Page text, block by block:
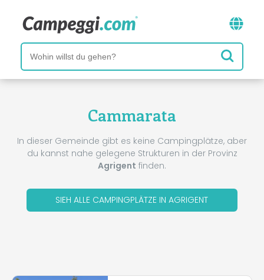
Cammarata
In dieser Gemeinde gibt es keine Campingplätze, aber
du kannst nahe gelegene Strukturen in der Provinz
Agrigent finden.
SIEH ALLE CAMPINGPLÄTZE IN AGRIGENT